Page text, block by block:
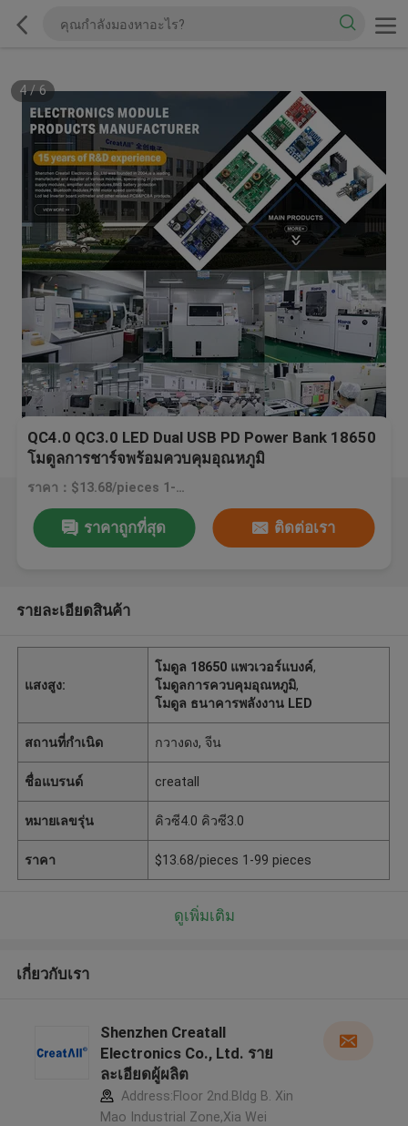
5/6
QC4.0 QC3.0 LED Dual USB PD Power Bank 18650
โมดูลการชาร์จพร้อมควบคุมอุณหภูมิ
ราคา：$13.68/pieces 1-99 pieces
ราคาถูกที่สุด ติดต่อเรา
รายละเอียดสินค้า
แสงสูง:
โมดูล 18650 แพวเวอร์แบงค์,
โมดูลการควบคุมอุณหภูมิ,
โมดูล ธนาคารพลังงาน LED
สถานที่กำเนิด กวางดง, จีน
ชื่อแบรนด์ creatall
หมายเลขรุ่น คิวซี4.0 คิวซี3.0
ราคา $13.68/pieces 1-99 pieces
ดูเพิ่มเติม
เกี่ยวกับเรา
Shenzhen Creatall
Electronics Co., Ltd. ราย
ละเอียดผู้ผลิต
Address:Floor 2nd.Bldg B. Xin
Mao Industrial Zone,Xia Wei